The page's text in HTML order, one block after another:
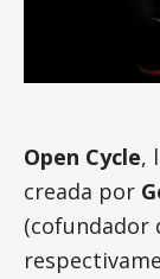
Open Cycle,
creada por
(cofundador